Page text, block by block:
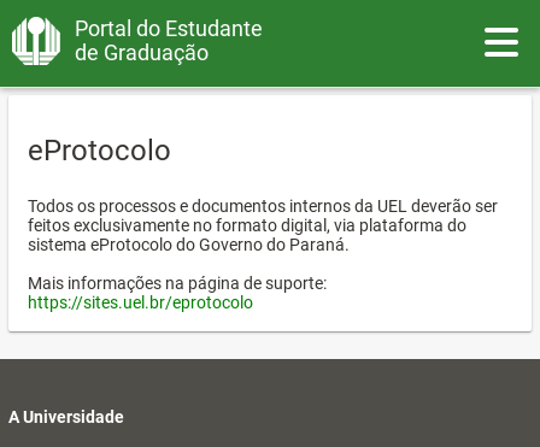
Portal do Estudante
de Graduação
eProtocolo
Todos os processos e documentos internos da UEL deverão ser
feitos exclusivamente no formato digital, via plataforma do
sistema eProtocolo do Governo do Paraná.
Mais informações na página de suporte:
https://sites.uel.br/eprotocolo
A Universidade